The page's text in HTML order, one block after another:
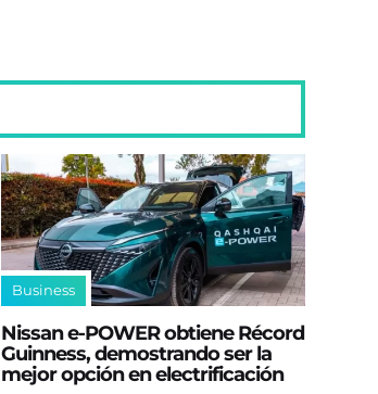
Business
Nissan e‑POWER obtiene Récord
Guinness, demostrando ser la
mejor opción en electrificación